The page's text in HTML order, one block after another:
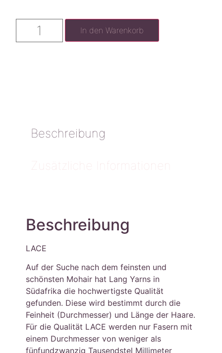
In den Warenkorb
Beschreibung
Zusätzliche Informationen
Beschreibung
LACE
Auf der Suche nach dem feinsten und
schönsten Mohair hat Lang Yarns in
Südafrika die hochwertigste Qualität
gefunden. Diese wird bestimmt durch die
Feinheit (Durchmesser) und Länge der Haare.
Für die Qualität LACE werden nur Fasern mit
einem Durchmesser von weniger als
fünfundzwanzig Tausendstel Millimeter